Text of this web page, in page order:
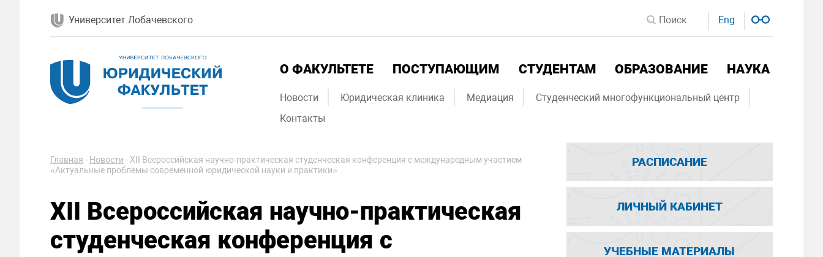
Университет Лобачевского Eng
О ФАКУЛЬТЕТЕ ПОСТУПАЮЩИМ СТУДЕНТАМ ОБРАЗОВАНИЕ НАУКА
Новости Юридическая клиника Медиация
Студенческий многофункциональный центр
Контакты
Главная - Новости - XII Всероссийская научно-практическая студенческая конференция с международным участием
«Актуальные проблемы современной юридической науки и практики»
XII Всероссийская научно-практическая
студенческая конференция с
РАСПИСАНИЕ
ЛИЧНЫЙ КАБИНЕТ
УЧЕБНЫЕ МАТЕРИАЛЫ